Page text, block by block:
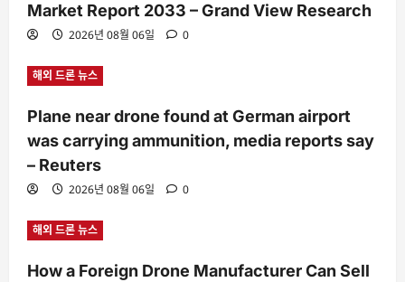
Market Report 2033 – Grand View Research
2026년 08월 06일 0
해외 드론 뉴스
Plane near drone found at German airport
was carrying ammunition, media reports say
– Reuters
2026년 08월 06일 0
해외 드론 뉴스
How a Foreign Drone Manufacturer Can Sell